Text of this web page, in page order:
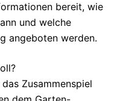
bereit, wie
und welche
angeboten werden.
Zusammenspiel